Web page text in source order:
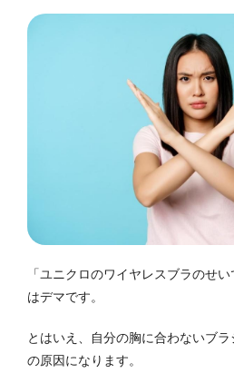
「ユニクロのワイヤレスブラのせ
はデマです。
とはいえ、自分の胸に合わないブ
の原因になります。